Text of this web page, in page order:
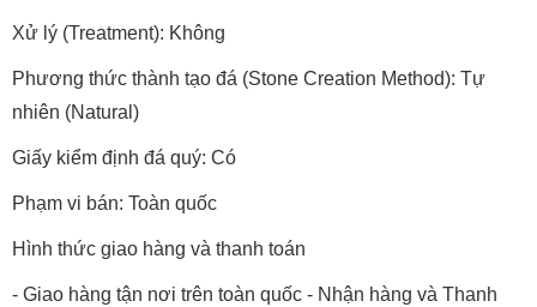
Xử lý (Treatment): Không
Phương thức thành tạo đá (Stone Creation Method): Tự
nhiên (Natural)
Giấy kiểm định đá quý: Có
Phạm vi bán: Toàn quốc
Hình thức giao hàng và thanh toán
- Giao hàng tận nơi trên toàn quốc - Nhận hàng và Thanh